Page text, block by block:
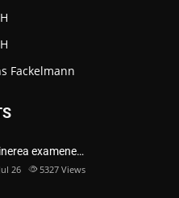
Fackelmann
examene…
26 5327 Views